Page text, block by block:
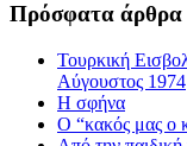
Πρόσφατα άρθρα
Τουρκική
Αύγουστος 1974
Η σφήνα
Ο “κακός μας ο